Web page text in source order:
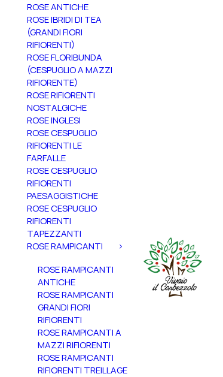
ROSE ANTICHE
ROSE IBRIDI DI TEA
(GRANDI FIORI
RIFIORENTI)
ROSE FLORIBUNDA
(CESPUGLIO A MAZZI
RIFIORENTE)
ROSE RIFIORENTI
NOSTALGICHE
ROSE INGLESI
ROSE CESPUGLIO
RIFIORENTI LE
FARFALLE
ROSE CESPUGLIO
RIFIORENTI
PAESAGGISTICHE
ROSE CESPUGLIO
RIFIORENTI
TAPEZZANTI
ROSE RAMPICANTI
ROSE RAMPICANTI
ANTICHE
ROSE RAMPICANTI
GRANDI FIORI
RIFIORENTI
ROSE RAMPICANTI A
MAZZI RIFIORENTI
ROSE RAMPICANTI
RIFIORENTI TREILLAGE